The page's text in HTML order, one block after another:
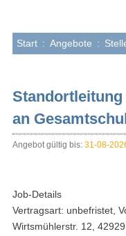
Start : Angebote :
an
Angebot gültig bis: 31-08-
Job-Details
Vertragsart: unbefristet,
Wirtsmühlerstr. 12,